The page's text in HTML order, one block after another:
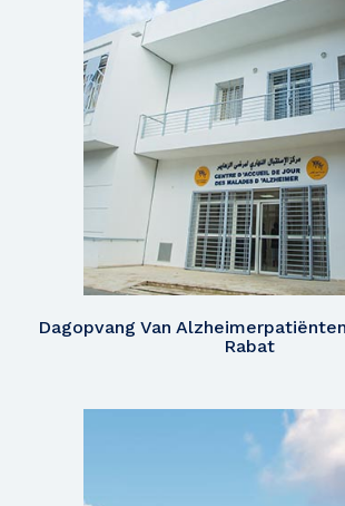
Dagopvang Van
Rabat